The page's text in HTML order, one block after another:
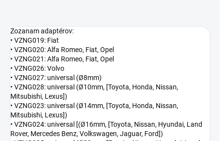
Zozanam adaptérov:
• VZNG019: Fiat
• VZNG020: Alfa Romeo, Fiat, Opel
• VZNG021: Alfa Romeo, Fiat, Opel
• VZNG026: Volvo
• VZNG027: universal (Ø8mm)
• VZNG028: universal (Ø10mm, [Toyota, Honda, Nissan,
Mitsubishi, Lexus])
• VZNG023: universal (Ø14mm, [Toyota, Honda, Nissan,
Mitsubishi, Lexus])
• VZNG024: universal [(Ø16mm, [Toyota, Nissan, Hyundai, Land
Rover, Mercedes Benz, Volkswagen, Jaguar, Ford])